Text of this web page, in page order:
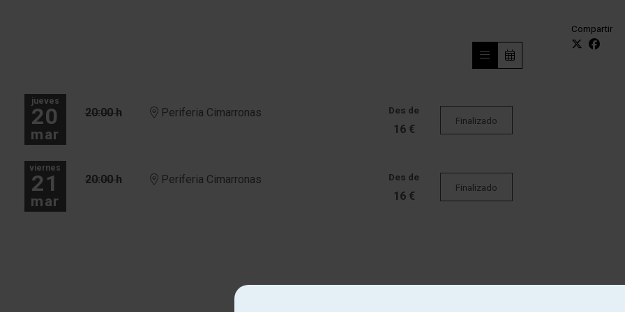
Compartir
jueves
20
mar
20:00 h Periferia Cimarronas Des de
16 €
Finalizado
viernes
21
mar
20:00 h Periferia Cimarronas Des de
16 €
Finalizado